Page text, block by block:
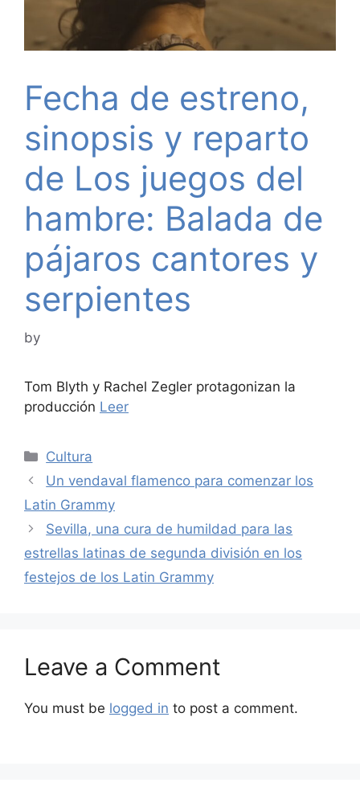
Fecha de estreno,
sinopsis y reparto
de Los juegos del
hambre: Balada de
pájaros cantores y
serpientes
by
Tom Blyth y Rachel Zegler protagonizan la
producción Leer
Categories
Cultura
Un vendaval flamenco para comenzar los
Latin Grammy
Sevilla, una cura de humildad para las
estrellas latinas de segunda división en los
festejos de los Latin Grammy
Leave a Comment
You must be logged in to post a comment.